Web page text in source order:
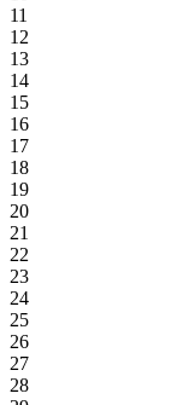
11
12
13
14
15
16
17
18
19
20
21
22
23
24
25
26
27
28